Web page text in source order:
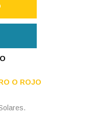
O ROJO